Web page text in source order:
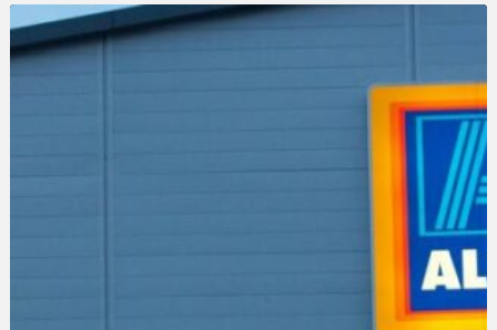
LATEST
STORY